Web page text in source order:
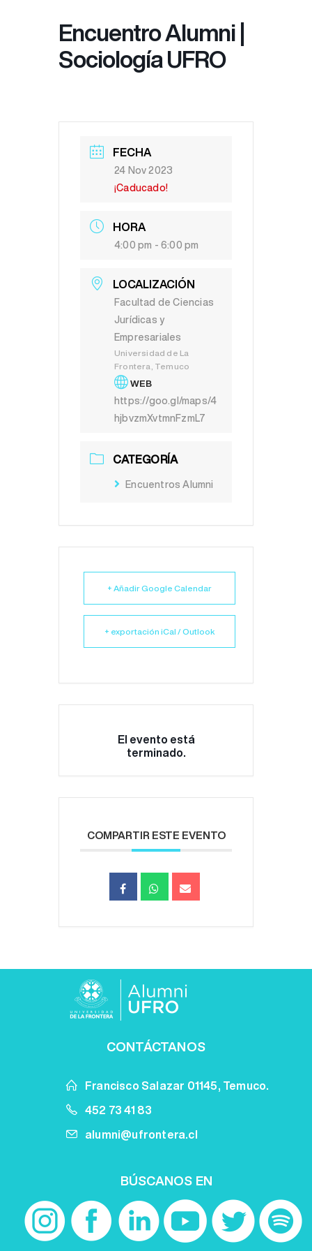
Encuentro Alumni |
Sociología UFRO
FECHA
24 Nov 2023
¡Caducado!
HORA
4:00 pm - 6:00 pm
LOCALIZACIÓN
Facultad de Ciencias
Jurídicas y
Empresariales
Universidad de La
Frontera, Temuco
WEB
https://goo.gl/maps/4
hjbvzmXvtmnFzmL7
CATEGORÍA
Encuentros Alumni
+ Añadir Google Calendar
+ exportación iCal / Outlook
El evento está
terminado.
COMPARTIR ESTE EVENTO
CONTÁCTANOS
Francisco Salazar 01145, Temuco.
452 73 41 83
alumni@ufrontera.cl
BÚSCANOS EN